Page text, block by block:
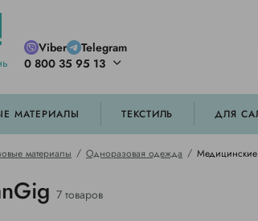
Viber
Telegram
0 800 35 95 13
МАТЕРИАЛЫ ТЕКСТИЛЬ ДЛЯ
материалы Одноразовая одежда
7 товаров